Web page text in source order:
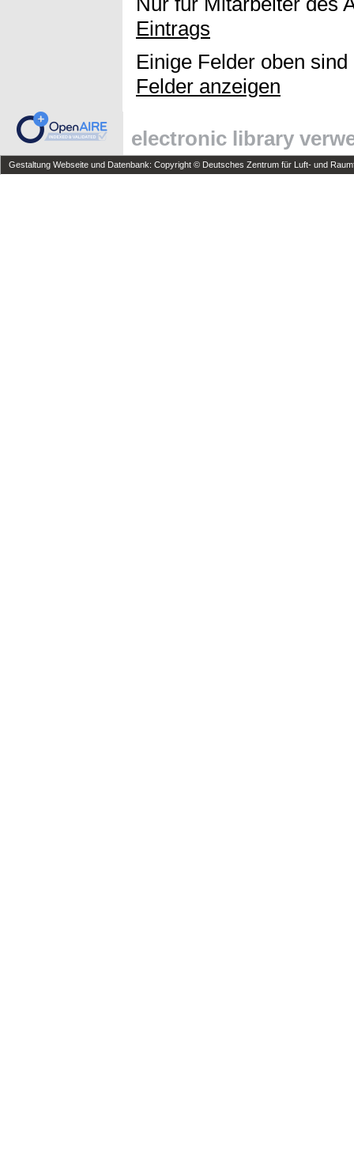
Eintrags
Einige Felder oben
Felder anzeigen
electronic library
Gestaltung Webseite und Datenbank: Copyright © Deutsches Zentrum für Luft- und